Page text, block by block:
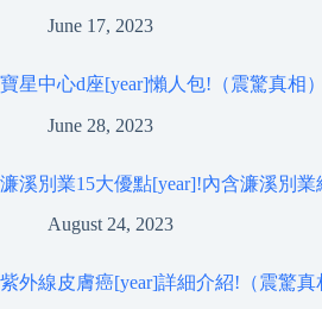
June 17, 2023
寶星中心d座[year]懶人包!（震驚真相）
June 28, 2023
濂溪別業15大優點[year]!內含濂溪別業
August 24, 2023
紫外線皮膚癌[year]詳細介紹!（震驚真